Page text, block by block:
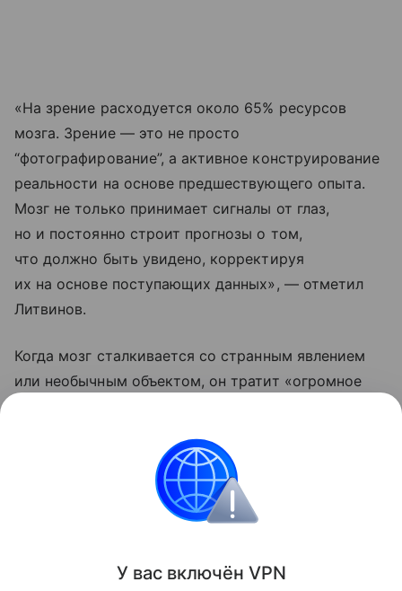
«На зрение расходуется около 65% ресурсов
мозга. Зрение — это не просто
“фотографирование”, а активное конструирование
реальности на основе предшествующего опыта.
Мозг не только принимает сигналы от глаз,
но и постоянно строит прогнозы о том,
что должно быть увидено, корректируя
их на основе поступающих данных», — отметил
Литвинов.
Когда мозг сталкивается со странным явлением
или необычным объектом, он тратит «огромное
Поделиться
У вас включён VPN